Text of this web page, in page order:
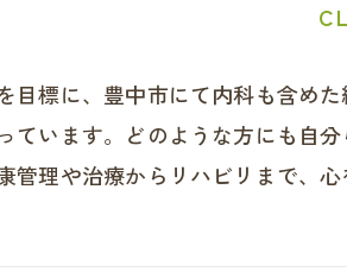
目標に、豊中市にて内科も含め
ています。どのような方にも自
理や治療からリハビリまで、心